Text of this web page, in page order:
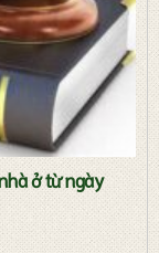
ở từ ngày